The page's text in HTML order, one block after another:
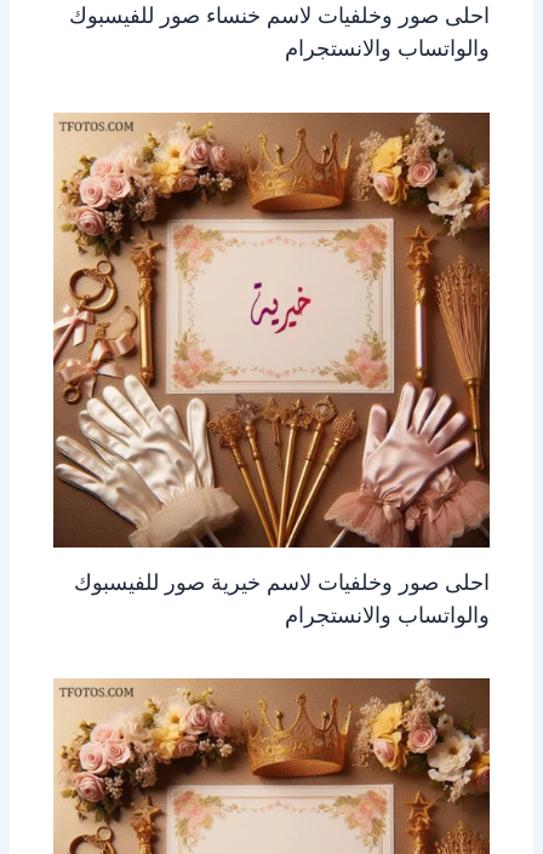
احلى صور وخلفيات لاسم خنساء صور للفيسبوك
والواتساب والانستجرام
احلى صور وخلفيات لاسم خيرية صور للفيسبوك
والواتساب والانستجرام